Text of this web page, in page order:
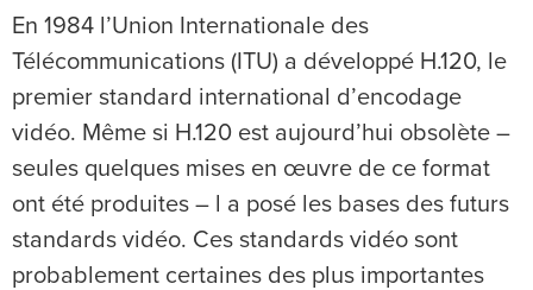
En 1984 l’Union Internationale des
Télécommunications (ITU) a développé H.120, le
premier standard international d’encodage
vidéo. Même si H.120 est aujourd’hui obsolète –
seules quelques mises en œuvre de ce format
ont été produites – l a posé les bases des futurs
standards vidéo. Ces standards vidéo sont
probablement certaines des plus importantes